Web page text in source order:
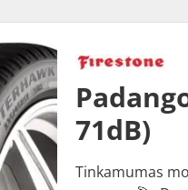
71dB)
Tinkamumas